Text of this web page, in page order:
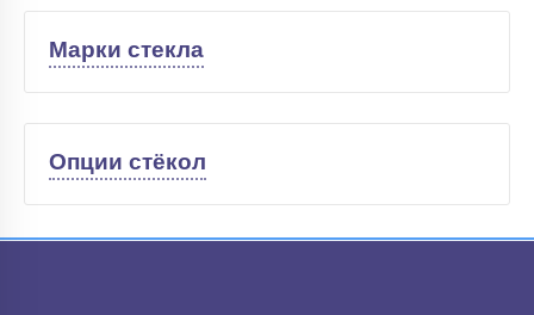
Марки стекла
Опции стёкол